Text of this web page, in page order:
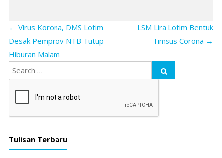
← Virus Korona, DMS Lotim
Desak Pemprov NTB Tutup
Hiburan Malam
LSM Lira Lotim Bentuk
Timsus Corona →
Tulisan Terbaru